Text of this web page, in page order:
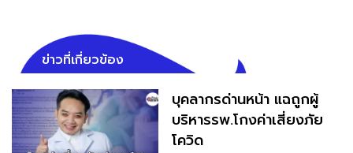
ข่าวที่เกี่ยวข้อง
บุคลากรด่านหน้า แฉถูกผู้
บริหารรพ.โกงค่าเสี่ยงภัย
โควิด